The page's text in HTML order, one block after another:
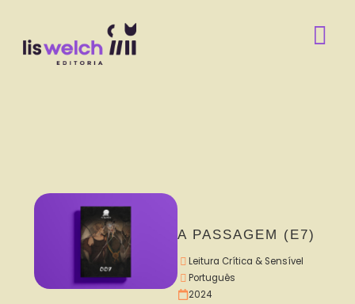
A PASSAGEM (E7)
Leitura Crítica & Sensível
Português
2024